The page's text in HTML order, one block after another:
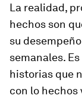
La realidad,
hechos son
su
semanales.
historias que
con lo hechos